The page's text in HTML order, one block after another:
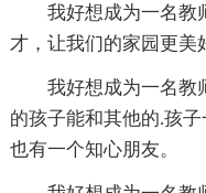
我好想成为一名教
才，让我们的家园更美
我好想成为一名教
的孩子能和其他的.孩
也有一个知心朋友。